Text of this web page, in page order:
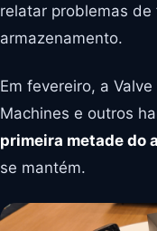
relatar problemas
armazenamento.
Em fevereiro, a
Machines e outros
primeira metade do
se mantém.